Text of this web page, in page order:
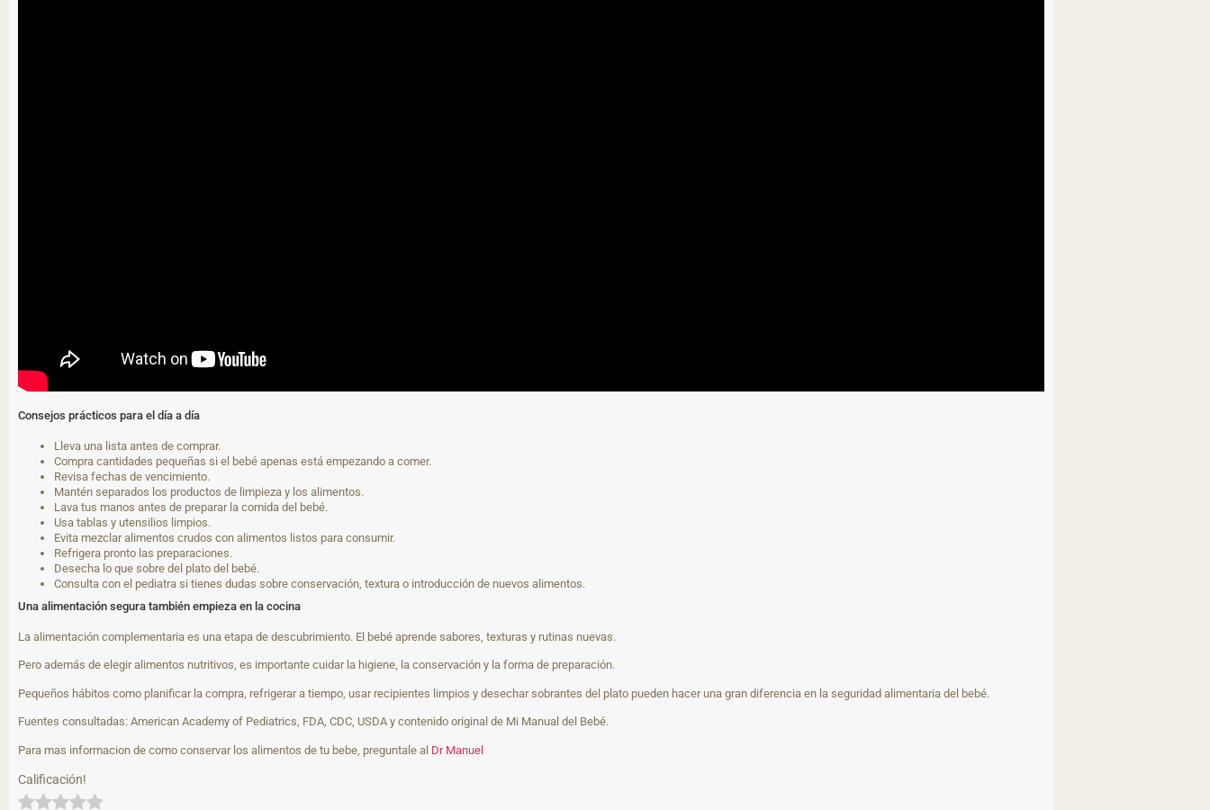
Consejos prácticos para el día a día
Lleva una lista antes de comprar.
Compra cantidades pequeñas si el bebé apenas está empezando a comer.
Revisa fechas de vencimiento.
Mantén separados los productos de limpieza y los alimentos.
Lava tus manos antes de preparar la comida del bebé.
Usa tablas y utensilios limpios.
Evita mezclar alimentos crudos con alimentos listos para consumir.
Refrigera pronto las preparaciones.
Desecha lo que sobre del plato del bebé.
Consulta con el pediatra si tienes dudas sobre conservación, textura o introducción de nuevos alimentos.
Una alimentación segura también empieza en la cocina
La alimentación complementaria es una etapa de descubrimiento. El bebé aprende sabores, texturas y rutinas nuevas.
Pero además de elegir alimentos nutritivos, es importante cuidar la higiene, la conservación y la forma de preparación.
Pequeños hábitos como planificar la compra, refrigerar a tiempo, usar recipientes limpios y desechar sobrantes del plato pueden hacer una gran diferencia en la seguridad alimentaria del bebé.
Fuentes consultadas: American Academy of Pediatrics, FDA, CDC, USDA y contenido original de Mi Manual del Bebé.
Para mas informacion de como conservar los alimentos de tu bebe, preguntale al Dr Manuel
Calificación!